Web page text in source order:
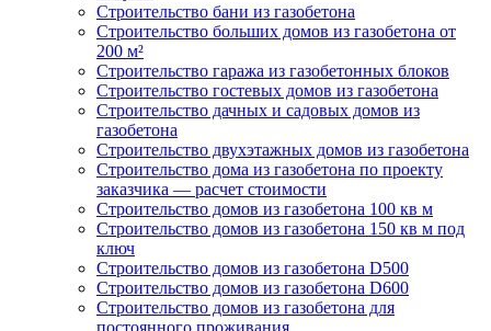
Строительство бани из газобетона
Строительство больших домов из газобетона от
200 м²
Строительство гаража из газобетонных блоков
Строительство гостевых домов из газобетона
Строительство дачных и садовых домов из
газобетона
Строительство двухэтажных домов из газобетона
Строительство дома из газобетона по проекту
заказчика — расчет стоимости
Строительство домов из газобетона 100 кв м
Строительство домов из газобетона 150 кв м под
ключ
Строительство домов из газобетона D500
Строительство домов из газобетона D600
Строительство домов из газобетона для
постоянного проживания